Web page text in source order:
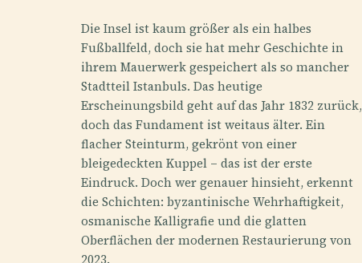
Die Insel ist kaum größer als ein halbes
Fußballfeld, doch sie hat mehr Geschichte in
ihrem Mauerwerk gespeichert als so mancher
Stadtteil Istanbuls. Das heutige
Erscheinungsbild geht auf das Jahr 1832 zurück,
doch das Fundament ist weitaus älter. Ein
flacher Steinturm, gekrönt von einer
bleigedeckten Kuppel – das ist der erste
Eindruck. Doch wer genauer hinsieht, erkennt
die Schichten: byzantinische Wehrhaftigkeit,
osmanische Kalligrafie und die glatten
Oberflächen der modernen Restaurierung von
2023.